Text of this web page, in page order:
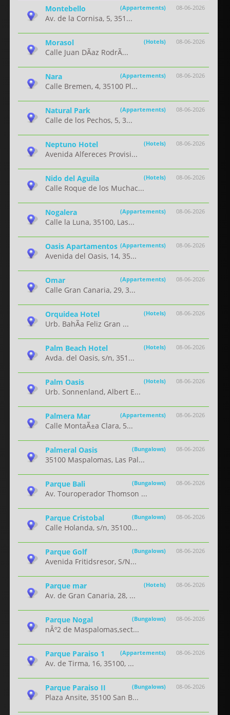
08-06-2026
Montebello (Appartements)
Av. de la Cornisa, 5, 351...
08-06-2026
Morasol (Hotels)
Calle Juan DÃ­az RodrÃ...
08-06-2026
Nara (Appartements)
Calle Bremen, 4, 35100 Pl...
08-06-2026
Natural Park (Appartements)
Calle de los Pechos, 5, 3...
08-06-2026
Neptuno Hotel (Hotels)
Avenida Alfereces Provisi...
08-06-2026
Nido del Aguila (Hotels)
Calle Roque de los Muchac...
08-06-2026
Nogalera (Appartements)
Calle la Luna, 35100, Las...
08-06-2026
Oasis Apartamentos (Appartements)
Avenida del Oasis, 14, 35...
08-06-2026
Omar (Appartements)
Calle Gran Canaria, 29, 3...
08-06-2026
Orquidea Hotel (Hotels)
Urb. BahÃ­a Feliz Gran ...
08-06-2026
Palm Beach Hotel (Hotels)
Avda. del Oasis, s/n, 351...
08-06-2026
Palm Oasis (Hotels)
Urb. Sonnenland, Albert E...
08-06-2026
Palmera Mar (Appartements)
Calle MontaÃ±a Clara, 5...
08-06-2026
Palmeral Oasis (Bungalows)
35100 Maspalomas, Las Pal...
08-06-2026
Parque Bali (Bungalows)
Av. Touroperador Thomson ...
08-06-2026
Parque Cristobal (Bungalows)
Calle Holanda, s/n, 35100...
08-06-2026
Parque Golf (Bungalows)
Avenida Fritidsresor, S/N...
08-06-2026
Parque mar (Hotels)
Av. de Gran Canaria, 28, ...
08-06-2026
Parque Nogal (Bungalows)
nÂº2 de Maspalomas,sect...
08-06-2026
Parque Paraiso 1 (Appartements)
Av. de Tirma, 16, 35100, ...
08-06-2026
Parque Paraiso II (Bungalows)
Plaza Ansite, 35100 San B...